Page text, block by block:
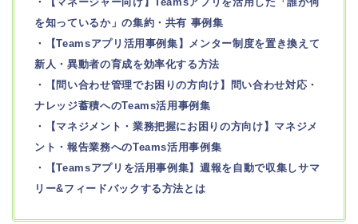
を知っているか」の集約・共有 事例集
・【Teamsアプリ活用事例集】メンター制度を置き換えて
新人・異動者の育成を効率化する方法
・【問い合わせ管理でお困りの方向け】問い合わせ対応・
ナレッジ蓄積へのTeams活用事例集
・【マネジメント・業務把握にお困りの方向け】マネジメ
ント・報告業務へのTeams活用事例集
・【Teamsアプリを活用事例集】週報を自動で収集しサマ
リー&フィードバックする方法とは